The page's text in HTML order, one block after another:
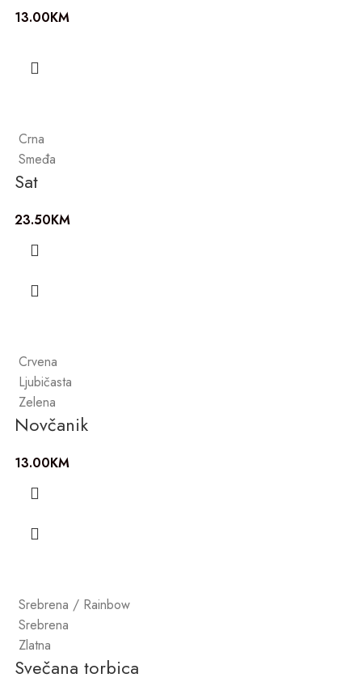
13.00KM
Crna
Smeđa
Sat
23.50KM
Crvena
Ljubičasta
Zelena
Novčanik
13.00KM
Srebrena / Rainbow
Srebrena
Zlatna
Svečana torbica